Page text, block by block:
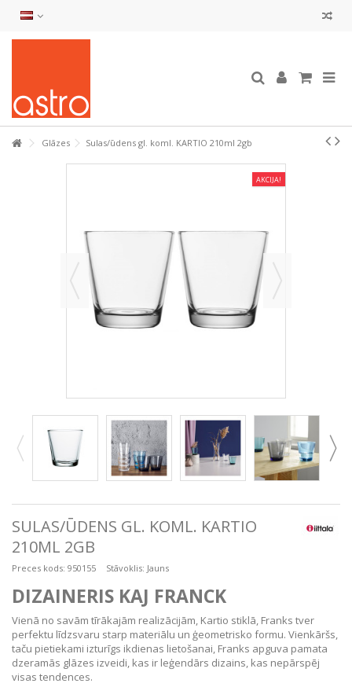
Glāzes Sulas/ūdens gl. koml. KARTIO 210ml 2gb
AKCIJA!
SULAS/ŪDENS GL. KOML. KARTIO
210ML 2GB
Preces kods: 950155 Stāvoklis: Jauns
DIZAINERIS KAJ FRANCK
Vienā no savām tīrākajām realizācijām, Kartio stiklā, Franks tver
perfektu līdzsvaru starp materiālu un ģeometrisko formu. Vienkāršs,
taču pietiekami izturīgs ikdienas lietošanai, Franks apguva pamata
dzeramās glāzes izveidi, kas ir leģendārs dizains, kas nepārspēj
visas tendences.